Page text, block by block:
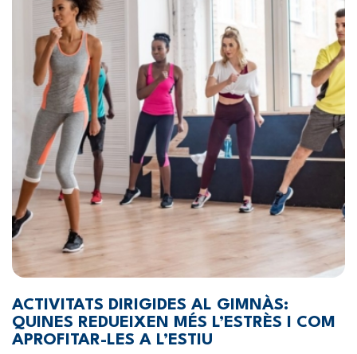
ACTIVITATS DIRIGIDES AL GIMNÀS:
QUINES REDUEIXEN MÉS L’ESTRÈS I COM
APROFITAR-LES A L’ESTIU